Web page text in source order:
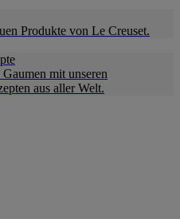
Produkte von Le Creuset.
mit unseren
aus aller Welt.